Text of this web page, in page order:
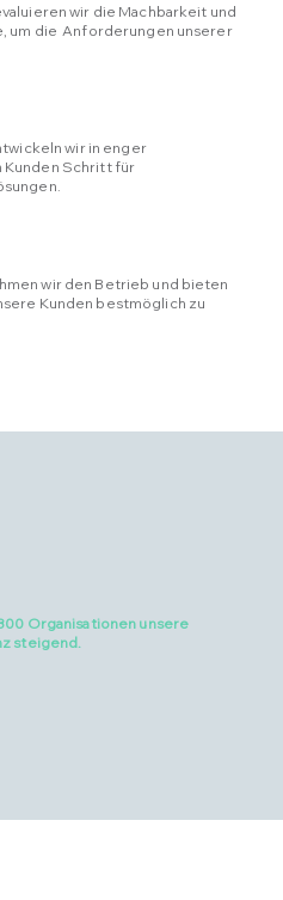
wir die Machbarkeit und
um die Anforderungen unserer
wir in enger
Kunden Schritt für
wir den Betrieb und bieten
Kunden bestmöglich zu
Organisationen unsere
steigend.